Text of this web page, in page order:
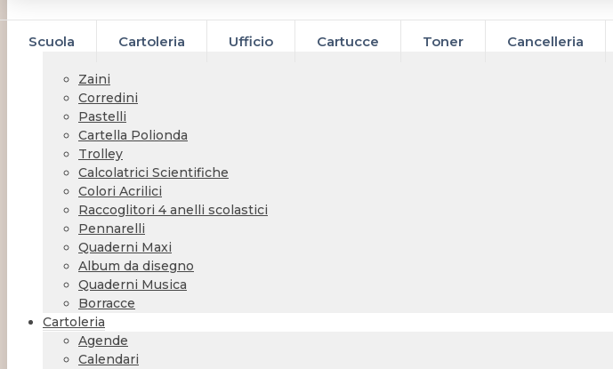
Scuola Cartoleria Ufficio Cartucce Toner Cancelleria
Zaini
Corredini
Pastelli
Cartella Polionda
Trolley
Calcolatrici Scientifiche
Colori Acrilici
Raccoglitori 4 anelli scolastici
Pennarelli
Quaderni Maxi
Album da disegno
Quaderni Musica
Borracce
Cartoleria
Agende
Calendari